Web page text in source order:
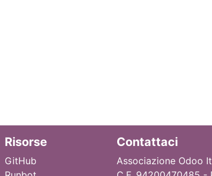
Risorse
GitHub
Contattaci
Associazione Odoo